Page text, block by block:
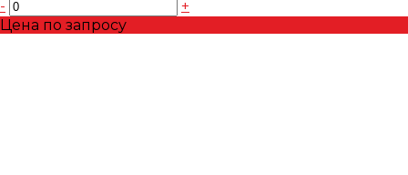
-
+
Цена по запросу